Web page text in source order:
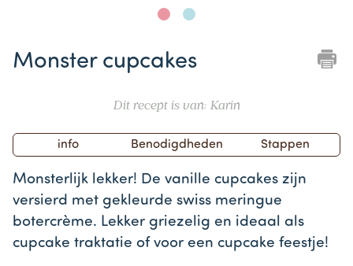
Monster cupcakes
Dit recept is van: Karin
of
info Benodigdheden Stappen
Monsterlijk lekker! De vanille cupcakes zijn
versierd met gekleurde swiss meringue
botercrème. Lekker griezelig en ideaal als
cupcake traktatie of voor een cupcake feestje!